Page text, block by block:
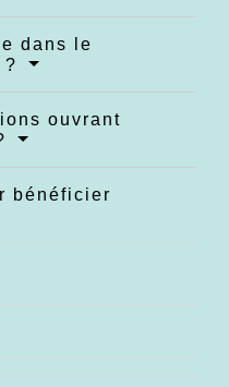
dans le
?
ouvrant
bénéficier